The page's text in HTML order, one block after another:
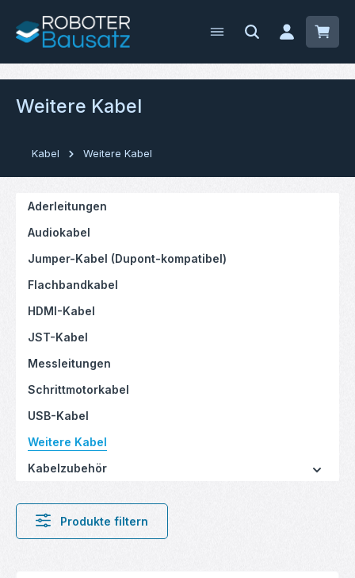
Zum Hauptinhalt springen
Weitere Kabel
Kabel Weitere Kabel
Aderleitungen
Audiokabel
Jumper-Kabel (Dupont-kompatibel)
Flachbandkabel
HDMI-Kabel
JST-Kabel
Messleitungen
Schrittmotorkabel
USB-Kabel
Weitere Kabel
Kabelzubehör
Produkte filtern